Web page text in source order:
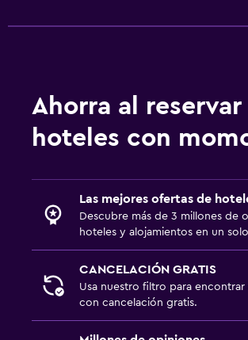
Ahorra al reservar
hoteles con
Las mejores ofertas de
Descubre más de 3 millones de
hoteles y alojamientos en un
CANCELACIÓN GRATIS
Usa nuestro filtro para encontrar
con cancelación gratis.